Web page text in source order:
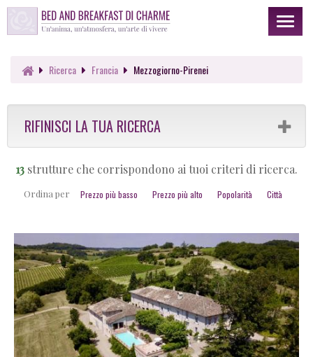
Toggle
Ricerca Francia Mezzogiorno-Pirenei
RIFINISCI LA TUA RICERCA
13 strutture che corrispondono ai tuoi criteri di ricerca.
Ordina per Prezzo più basso Prezzo più alto Popolarità Città